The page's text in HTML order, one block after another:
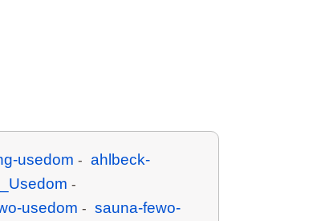
usedom - ahlbeck-
-
usedom - sauna-fewo-